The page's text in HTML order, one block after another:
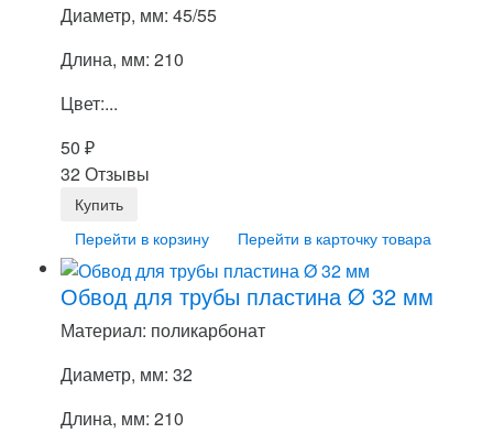
Диаметр, мм: 45/55
Длина, мм: 210
Цвет:...
50 ₽
32 Отзывы
Перейти в корзину Перейти в карточку товара
Обвод для трубы пластина Ø 32 мм
Материал: поликарбонат
Диаметр, мм: 32
Длина, мм: 210